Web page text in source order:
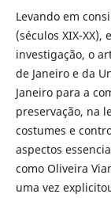
Levando em
(séculos XIX-
investigação, o
de Janeiro e da
Janeiro para a
preservação, na
costumes e
aspectos
como Oliveira
uma vez